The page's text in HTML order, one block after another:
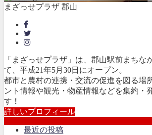
まざっせプラザ 郡山
「まざっせプラザ」は、郡山駅前まちな
て、平成21年5月30日にオープン。
都市と農村の連携・交流の促進を図る場
ント情報や観光・物産情報などを集約・
す！
詳しいプロフィール
最近の投稿